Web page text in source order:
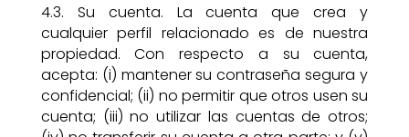
4.3. Su cuenta. La cuenta que crea y
cualquier perfil relacionado es de nuestra
propiedad. Con respecto a su cuenta,
acepta: (i) mantener su contraseña segura y
confidencial; (ii) no permitir que otros usen su
cuenta; (iii) no utilizar las cuentas de otros;